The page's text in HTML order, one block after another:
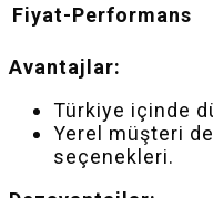
Fiyat-Performans
Avantajlar:
Türkiye içinde
Yerel müşteri
seçenekleri.